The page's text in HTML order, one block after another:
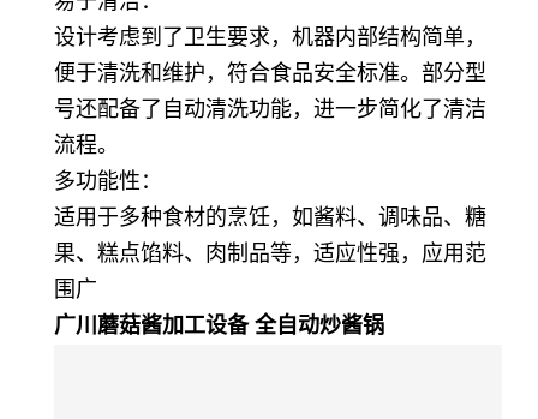
设计考虑到了卫生要求，机器内部结构简单，
便于清洗和维护，符合食品安全标准。部分型
号还配备了自动清洗功能，进一步简化了清洁
流程。
多功能性：
适用于多种食材的烹饪，如酱料、调味品、糖
果、糕点馅料、肉制品等，适应性强，应用范
围广
广川蘑菇酱加工设备 全自动炒酱锅